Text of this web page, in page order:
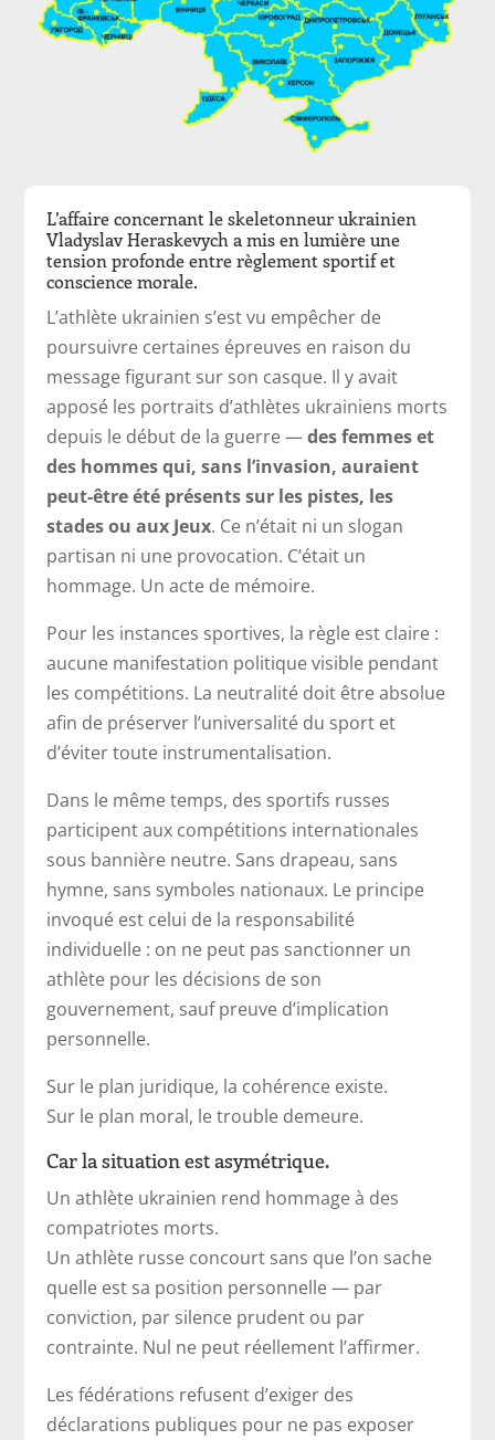
L’affaire concernant le skeletonneur ukrainien
Vladyslav Heraskevych a mis en lumière une
tension profonde entre règlement sportif et
conscience morale.
L’athlète ukrainien s’est vu empêcher de
poursuivre certaines épreuves en raison du
message figurant sur son casque. Il y avait
apposé les portraits d’athlètes ukrainiens morts
depuis le début de la guerre —des femmes et
des hommes qui, sans l’invasion, auraient
peut-être été présents sur les pistes, les
stades ou aux Jeux. Ce n’était ni un slogan
partisan ni une provocation. C’était un
hommage. Un acte de mémoire.
Pour les instances sportives, la règle est claire :
aucune manifestation politique visible pendant
les compétitions. La neutralité doit être absolue
afin de préserver l’universalité du sport et
d’éviter toute instrumentalisation.
Dans le même temps, des sportifs russes
participent aux compétitions internationales
sous bannière neutre. Sans drapeau, sans
hymne, sans symboles nationaux. Le principe
invoqué est celui de la responsabilité
individuelle : on ne peut pas sanctionner un
athlète pour les décisions de son
gouvernement, sauf preuve d’implication
personnelle.
Sur le plan juridique, la cohérence existe.
Sur le plan moral, le trouble demeure.
Car la situation est asymétrique.
Un athlète ukrainien rend hommage à des
compatriotes morts.
Un athlète russe concourt sans que l’on sache
quelle est sa position personnelle — par
conviction, par silence prudent ou par
contrainte. Nul ne peut réellement l’affirmer.
Les fédérations refusent d’exiger des
déclarations publiques pour ne pas exposer